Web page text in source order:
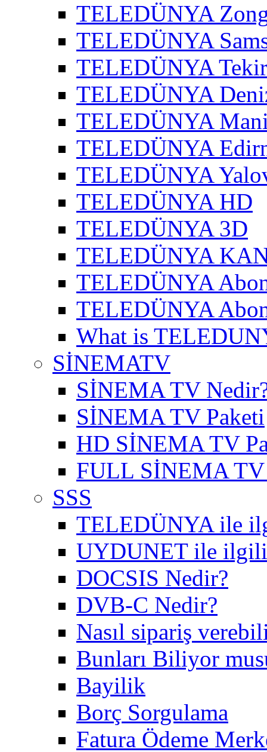
TELEDÜNYA
TELEDÜNYA
TELEDÜNYA
TELEDÜNYA
TELEDÜNYA
TELEDÜNYA
TELEDÜNYA
TELEDÜNYA HD
TELEDÜNYA 3D
TELEDÜNYA
TELEDÜNYA
TELEDÜNYA
What is
SİNEMATV
SİNEMA TV
SİNEMA TV Paketi
HD SİNEMA TV
FULL SİNEMA TV
SSS
TELEDÜNYA ile
UYDUNET ile ilgili
DOCSIS Nedir?
DVB-C Nedir?
Nasıl sipariş
Bunları Biliyor
Bayilik
Borç Sorgulama
Fatura Ödeme